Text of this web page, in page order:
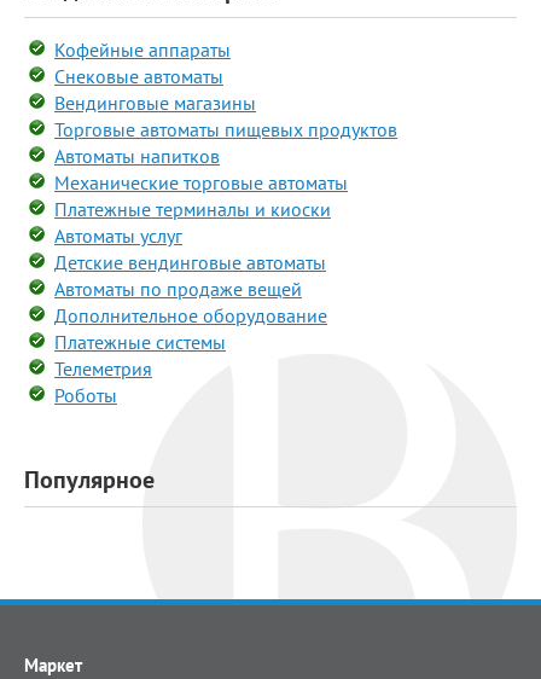
Кофейные аппараты
Снековые автоматы
Вендинговые магазины
Торговые автоматы пищевых продуктов
Автоматы напитков
Механические торговые автоматы
Платежные терминалы и киоски
Автоматы услуг
Детские вендинговые автоматы
Автоматы по продаже вещей
Дополнительное оборудование
Платежные системы
Телеметрия
Роботы
Популярное
Маркет